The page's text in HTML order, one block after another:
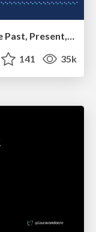
RailsConf & Balkan Ruby 2019: The Past, Present, and Future of Rails at GitHub
141 35k